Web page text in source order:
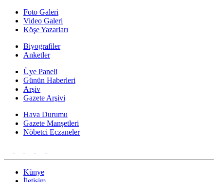
Foto Galeri
Video Galeri
Köşe Yazarları
Biyografiler
Anketler
Üye Paneli
Günün Haberleri
Arşiv
Gazete Arşivi
Hava Durumu
Gazete Manşetleri
Nöbetci Eczaneler
Künye